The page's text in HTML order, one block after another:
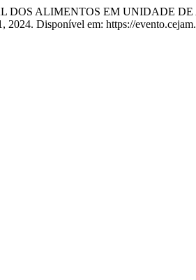
ALIMENTOS EM UNIDADE
2024. Disponível em: https://